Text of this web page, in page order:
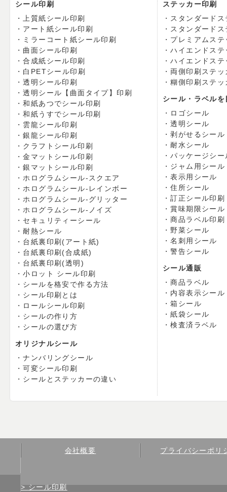
シール印刷
上質紙シール印刷
アート紙シール印刷
ミラーコート紙シール印刷
曲面シール印刷
合成紙シール印刷
白PETシール印刷
透明シール印刷
透明シール【曲面タイプ】印刷
和紙あつでシール印刷
和紙うすでシール印刷
雲龍シール印刷
銀龍シール印刷
クラフトシール印刷
金マットシール印刷
銀マットシール印刷
ホログラムシール-スクエア
ホログラムシール-レインボー
ホログラムシール-グリッター
ホログラムシール-ノイズ
セキュリティーシール
耐熱シール
台紙裏印刷(アート紙)
台紙裏印刷(合成紙)
台紙裏印刷(透明)
小ロット シール印刷
シールを格安で作る方法
シール印刷とは
ロールシール印刷
シールの作り方
シールの選び方
オリジナルシール
ナンバリングシール
可変シール印刷
シールとステッカーの違い
ステッカー印刷
スタンダード
スタンダード
プレミアムステ
ハイエンドステ
ハイエンドス
両側印刷ステッ
糊側印刷ステッ
シール・ラベル
ロゴシール
透明シール
剥がせるシール
耐水シール
パッケージシー
ジャム用シール
表示用シール
住所シール
訂正シール印刷
賞味期限シール
商品ラベル印刷
野菜シール
名刺用シール
警告シール
シール通販
商品ラベル
内容表示シール
箱シール
紙袋シール
検査済ラベル
会社概要 プライバシーポリ
シール印刷